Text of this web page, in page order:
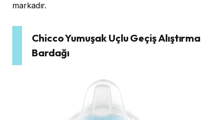
markadır.
Chicco Yumuşak Uçlu Geçiş Alıştırma
Bardağı